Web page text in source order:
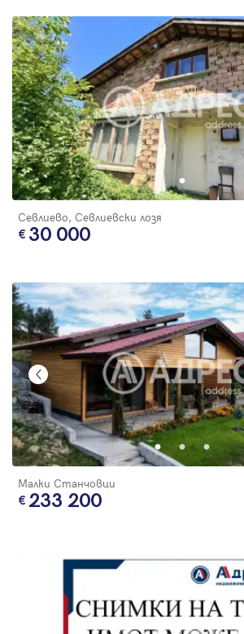
Севлиево, Севлиевски лозя
30 000
Малки Станчовци
233 200